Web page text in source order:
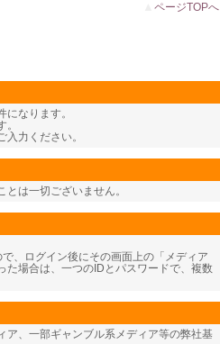
ページTOPへ
なります。
力ください。
は一切ございません。
、ログイン後にその画面上の「メディア
た場合は、一つのIDとパスワードで、複数
ア、一部ギャンブル系メディア等の弊社基